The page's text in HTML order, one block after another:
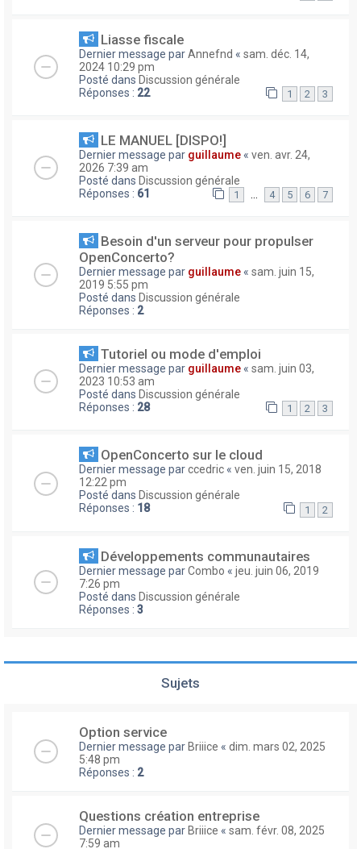
Liasse fiscale
Dernier message parAnnefnd « sam. déc. 14,
2024 10:29 pm
Posté dans Discussion générale
Réponses : 22 1 2 3
LE MANUEL [DISPO!]
Dernier message par guillaume « ven. avr. 24,
2026 7:39 am
Posté dans Discussion générale
Réponses : 61 1 … 4 5 6 7
Besoin d'un serveur pour propulser
OpenConcerto?
Dernier message par guillaume « sam. juin 15,
2019 5:55 pm
Posté dans Discussion générale
Réponses : 2
Tutoriel ou mode d'emploi
Dernier message par guillaume « sam. juin 03,
2023 10:53 am
Posté dans Discussion générale
Réponses : 28 1 2 3
OpenConcerto sur le cloud
Dernier message parccedric « ven. juin 15, 2018
12:22 pm
Posté dans Discussion générale
Réponses : 18 1 2
Développements communautaires
Dernier message parCombo « jeu. juin 06, 2019
7:26 pm
Posté dans Discussion générale
Réponses : 3
Sujets
Option service
Dernier message parBriiice « dim. mars 02, 2025
5:48 pm
Réponses : 2
Questions création entreprise
Dernier message parBriiice « sam. févr. 08, 2025
7:59 am